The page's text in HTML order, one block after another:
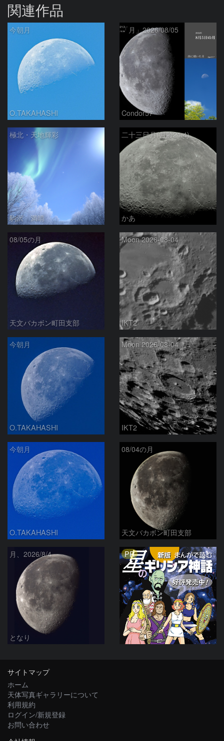
関連作品
今朝月
O.TAKAHASHI
「月」2026/08/05
Condor57
極北・天地輝彩
駒沢 満晴
二十三日月(月齢21.4)
かあ
08/05の月
天文バカボン町田支部
Moon 2026-08-04
IKT2
今朝月
O.TAKAHASHI
Moon 2026-08-04
IKT2
今朝月
O.TAKAHASHI
08/04の月
天文バカボン町田支部
月、2026/8/4
となり
PR
サイトマップ
ホーム
天体写真ギャラリーについて
利用規約
ログイン/新規登録
お問い合わせ